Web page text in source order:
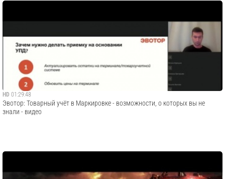
HD 01:29:48
Эвотор: Товарный учёт в Маркировке - возможности, о которых вы не
знали - видео